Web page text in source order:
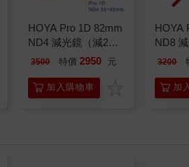
HOYA Pro 1D 82mm
ND4 減光鏡（減2
格）
3500 特價 2950 元
加入購物車
HOYA
ND8
格）
3200
加